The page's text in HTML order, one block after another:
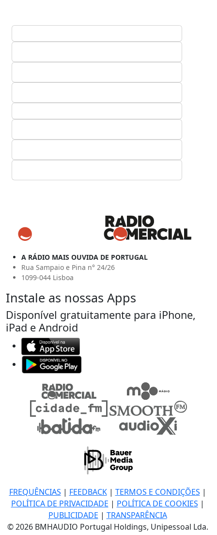
A RÁDIO MAIS OUVIDA DE PORTUGAL
Rua Sampaio e Pina n° 24/26
1099-044 Lisboa
Instale as nossas Apps
Disponível gratuitamente para iPhone,
iPad e Android
FREQUÊNCIAS | FEEDBACK| TERMOS E CONDIÇÕES |
POLÍTICA DE PRIVACIDADE | POLÍTICA DE COOKIES |
PUBLICIDADE | TRANSPARÊNCIA
© 2026 BMHAUDIO Portugal Holdings, Unipessoal Lda.